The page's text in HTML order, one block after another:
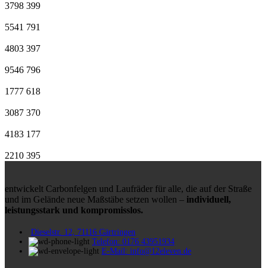
3798 399
5541 791
4803 397
9546 796
1777 618
3087 370
4183 177
2210 395
entwickelt Carbonfelgen und Laufräder für alle, die auf der Straße
und im Gelände neue Maßstäbe setzen wollen – individuell,
leistungsstark und kompromisslos.
Dieselstr. 12, 71116 Gärtringen
Telefon: 0176 43951934
E-Mail: info@12eleven.de